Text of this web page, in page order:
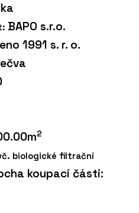
BAPO s.r.o.
1991 s. r. o.
2
biologické filtrační
koupací části: